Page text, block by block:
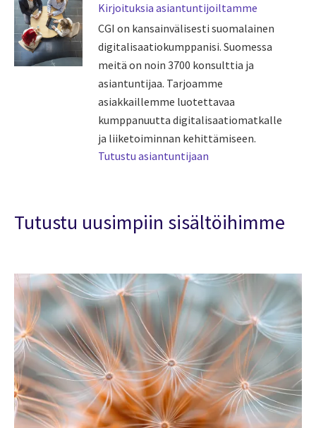
Kirjoituksia asiantuntijoiltamme
CGI on kansainvälisesti suomalainen
digitalisaatiokumppanisi. Suomessa
meitä on noin 3700 konsulttia ja
asiantuntijaa. Tarjoamme
asiakkaillemme luotettavaa
kumppanuutta digitalisaatiomatkalle
ja liiketoiminnan kehittämiseen.
Tutustu asiantuntijaan
Tutustu uusimpiin sisältöihimme